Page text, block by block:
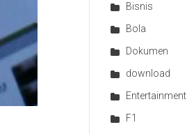
Bisnis
Bola
Dokumen
download
Entertainment
F1